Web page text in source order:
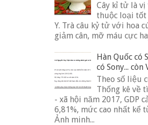
Cây kỉ tử là
thuộc loại
Y. Trà câu kỷ tử với hoa
giảm cân, mỡ máu cực
Hàn Quốc có
có Sony...
Theo số liệu
Thống kê về
- xã hội năm 2017, GDP
6,81%, mức cao nhất kể
Ảnh minh...